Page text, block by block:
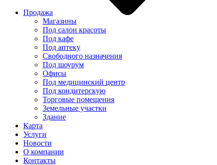
Продажа
Магазины
Под салон красоты
Под кафе
Под аптеку
Свободного назначения
Под шоурум
Офисы
Под медицинский центр
Под кондитерскую
Торговые помещения
Земельные участки
Здание
Карта
Услуги
Новости
О компании
Контакты